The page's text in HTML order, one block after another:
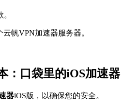
帆VPN加速器服务器。
：口袋里的iOS加速器
器iOS版，以确保您的安全。